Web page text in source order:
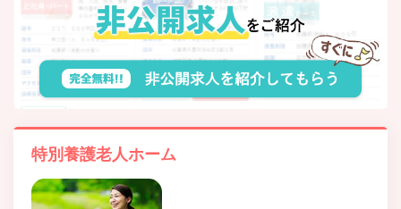
特別養護老人ホーム